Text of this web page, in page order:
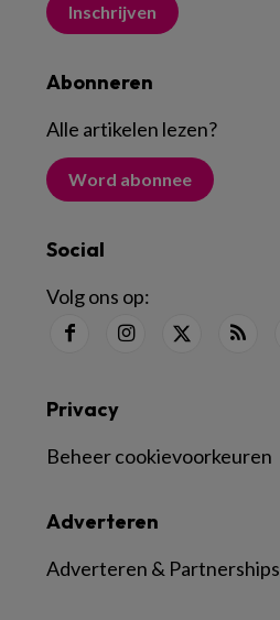
Inschrijven
Abonneren
Alle artikelen lezen?
Word abonnee
Social
Volg ons op:
Adverteren
Adverteren & Partnerships
Privacy
Beheer cookievoorkeuren